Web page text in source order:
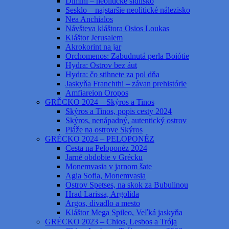
Sesklo – najstaršie neolitické nálezisko
Nea Anchialos
Návšteva kláštora Osios Loukas
Kláštor Jerusalem
Akrokorint na jar
Orchomenos: Zabudnutá perla Boiótie
Hydra: Ostrov bez áut
Hydra: čo stihnete za pol dňa
Jaskyňa Franchthi – závan prehistórie
Amfiareion Oropos
GRĚCKO 2024 – Skýros a Tinos
Skýros a Tinos, popis cesty 2024
Skýros, nenápadný, autentický ostrov
Pláže na ostrove Skýros
GRÉCKO 2024 – PELOPONÉZ
Cesta na Peloponéz 2024
Jarné obdobie v Grécku
Monemvasia v jarnom šate
Agia Sofia, Monemvasia
Ostrov Spetses, na skok za Bubulinou
Hrad Larissa, Argolida
Argos, divadlo a mesto
Kláštor Mega Spileo, Veľká jaskyňa
GRÉCKO 2023 – Chios, Lesbos a Trója